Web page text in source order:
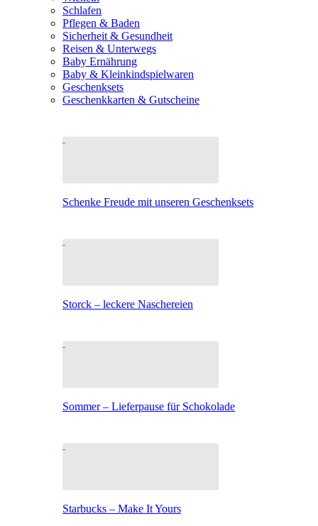
Schlafen
Pflegen & Baden
Sicherheit & Gesundheit
Reisen & Unterwegs
Baby Ernährung
Baby & Kleinkindspielwaren
Geschenksets
Geschenkkarten & Gutscheine
Schenke Freude mit unseren Geschenksets
Storck – leckere Naschereien
Sommer – Lieferpause für Schokolade
Starbucks – Make It Yours